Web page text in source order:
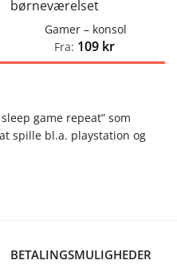
Gamer – konsol
Fra: 109 kr
game repeat” som
spille bl.a. playstation og
BETALINGSMULIGHEDER